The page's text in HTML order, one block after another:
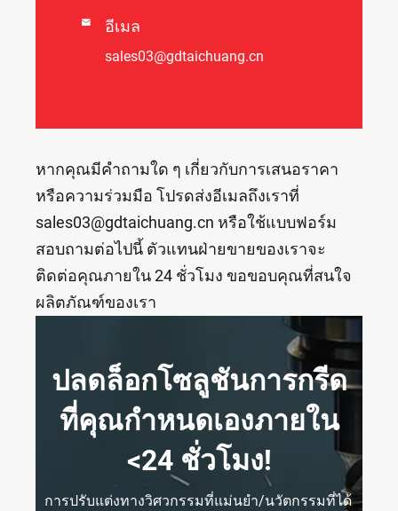
 อีเมล
sales03@gdtaichuang.cn
หากคุณมีคำถามใด ๆ เกี่ยวกับการเสนอราคา
หรือความร่วมมือ โปรดส่งอีเมลถึงเราที่
sales03@gdtaichuang.cn หรือใช้แบบฟอร์ม
สอบถามต่อไปนี้ ตัวแทนฝ่ายขายของเราจะ
ติดต่อคุณภายใน 24 ชั่วโมง ขอขอบคุณที่สนใจ
ผลิตภัณฑ์ของเรา
ปลดล็อกโซลูชันการกรีด
ที่คุณกำหนดเองภายใน
<24 ชั่วโมง!
การปรับแต่งทางวิศวกรรมที่แม่นยำ/นวัตกรรมที่ได้